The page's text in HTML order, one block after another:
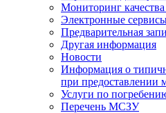
Мониторинг
Электронные
Предварительная
Другая информация
Новости
Информация о
при предоставлении
Услуги по
Перечень МСЗУ